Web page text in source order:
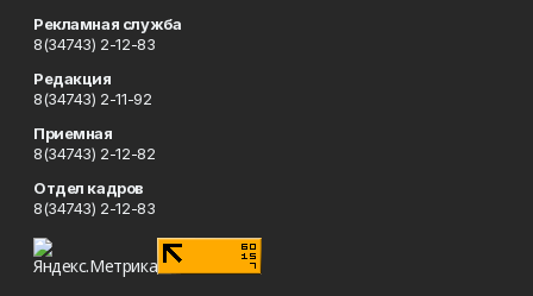
Рекламная служба
8(34743) 2-12-83
Редакция
8(34743) 2-11-92
Приемная
8(34743) 2-12-82
Отдел кадров
8(34743) 2-12-83